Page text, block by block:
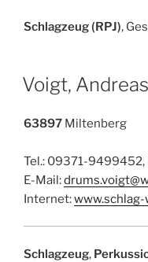
Schlagzeug (RPJ),
Voigt, Andreas
63897 Miltenberg
Tel.: 09371-
E-Mail:
Internet:www.schlag-
Schlagzeug,